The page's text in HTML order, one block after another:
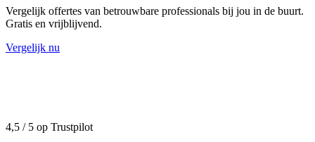
Vergelijk offertes van betrouwbare professionals bij jou in de buurt.
Gratis en vrijblijvend.
Vergelijk nu
4,5 / 5 op Trustpilot